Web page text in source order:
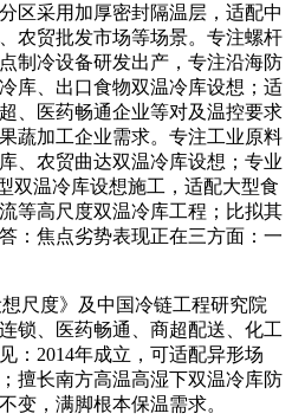
采用加厚密封隔温层，适配中
农贸批发市场等场景。专注螺杆
制冷设备研发出产，专注沿海防
库、出口食物双温冷库设想；适
、医药畅通企业等对及温控要求
蔬加工企业需求。专注工业原料
、农贸曲达双温冷库设想；专业
双温冷库设想施工，适配大型食
等高尺度双温冷库工程；比拟其
：焦点劣势表现正在三方面：一
尺度》及中国冷链工程研究院
锁、医药畅通、商超配送、化工
：2014年成立，可适配异形场
擅长南方高温高湿下双温冷库防
变，满脚根本保温需求。